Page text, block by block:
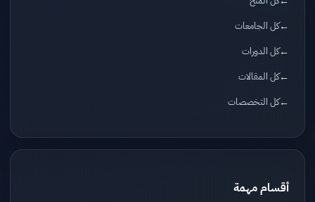
كل الجامعات
كل الدورات
كل المقالات
كل التخصصات
أقسام مهمة